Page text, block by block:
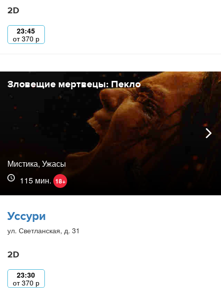
2D
23:45
от370 р
Зловещие мертвецы: Пекло
Мистика, Ужасы
115 мин. 18+
Уссури
ул. Светланская, д. 31
2D
23:30
от370 р